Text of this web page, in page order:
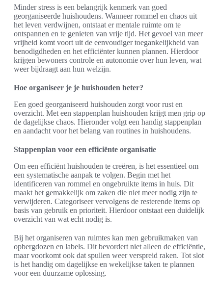
Minder stress is een belangrijk kenmerk van goed
georganiseerde huishoudens. Wanneer rommel en chaos uit
het leven verdwijnen, ontstaat er mentale ruimte om te
ontspannen en te genieten van vrije tijd. Het gevoel van meer
vrijheid komt voort uit de eenvoudiger toegankelijkheid van
benodigdheden en het efficiënter kunnen plannen. Hierdoor
krijgen bewoners controle en autonomie over hun leven, wat
weer bijdraagt aan hun welzijn.
Hoe organiseer je je huishouden beter?
Een goed georganiseerd huishouden zorgt voor rust en
overzicht. Met een stappenplan huishouden krijgt men grip op
de dagelijkse chaos. Hieronder volgt een handig stappenplan
en aandacht voor het belang van routines in huishoudens.
Stappenplan voor een efficiënte organisatie
Om een efficiënt huishouden te creëren, is het essentieel om
een systematische aanpak te volgen. Begin met het
identificeren van rommel en ongebruikte items in huis. Dit
maakt het gemakkelijk om zaken die niet meer nodig zijn te
verwijderen. Categoriseer vervolgens de resterende items op
basis van gebruik en prioriteit. Hierdoor ontstaat een duidelijk
overzicht van wat echt nodig is.
Bij het organiseren van ruimtes kan men gebruikmaken van
opbergdozen en labels. Dit bevordert niet alleen de efficiëntie,
maar voorkomt ook dat spullen weer verspreid raken. Tot slot
is het handig om dagelijkse en wekelijkse taken te plannen
voor een duurzame oplossing.